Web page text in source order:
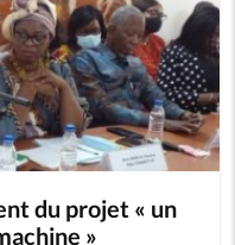
du projet « un
»